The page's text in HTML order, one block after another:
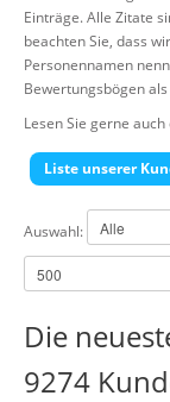
Einträge. Alle Zitate
beachten Sie, dass
Personennamen
Bewertungsbögen
Lesen Sie gerne auch
Liste unserer
Auswahl:
Die
9274